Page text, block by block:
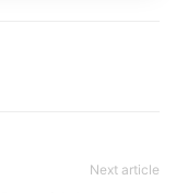
Next article